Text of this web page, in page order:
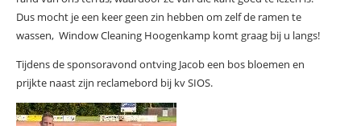
Dus mocht je een keer geen zin hebben om zelf de ramen te
wassen, Window Cleaning Hoogenkamp komt graag bij u langs!
Tijdens de sponsoravond ontving Jacob een bos bloemen en
prijkte naast zijn reclamebord bij kv SIOS.